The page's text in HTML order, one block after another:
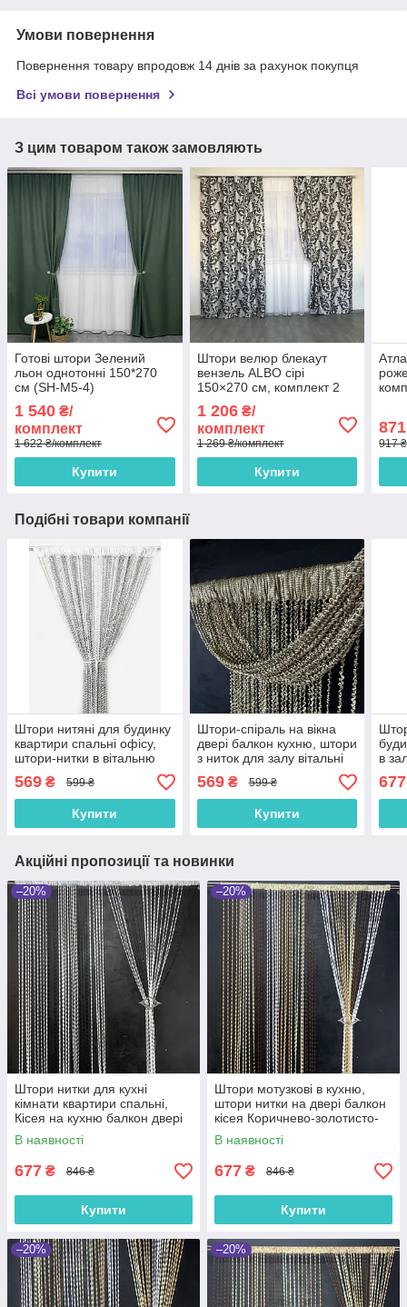
Умови повернення
Повернення товару впродовж 14 днів за рахунок покупця
Всі умови повернення
З цим товаром також замовляють
Готові штори Зелений
льон однотонні 150*270
см (SH-M5-4)
1 540 ₴/
комплект
1 622 ₴/комплект
Купити
Штори велюр блекаут
вензель ALBO сірі
150×270 см, комплект 2
1 206₴/
комплект
1 269 ₴/комплект
Купити
871
917
Подібні товари компанії
Штори нитяні для будинку
квартири спальні офісу,
штори-нитки в вітальню
кухню дитячу Сіро-білі
(NS-311)
569 ₴ 599 ₴
Купити
Штори-спіраль на вікна
двері балкон кухню, штори
з ниток для залу вітальні
кімнати спальні Кавові
(NS-4)
569₴ 599 ₴
Купити
в
677
Акційні пропозиції та новинки
–20%
Штори нитки для кухні
кімнати квартири спальні,
Кісея на кухню балкон двері
Сіро-чорно-білі (NB-203)
В наявності
677 ₴ 846 ₴
Купити
–20%
Штори мотузкові в кухню,
штори нитки на двері балкон
кісея Коричнево-золотисто-
бежево-білі (NB-301)
В наявності
677 ₴ 846 ₴
Купити
–20% –20%